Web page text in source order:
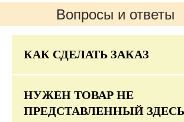
Вопросы и ответы
КАК СДЕЛАТЬ ЗАКАЗ
НУЖЕН ТОВАР НЕ
ПРЕДСТАВЛЕННЫЙ ЗДЕСЬ